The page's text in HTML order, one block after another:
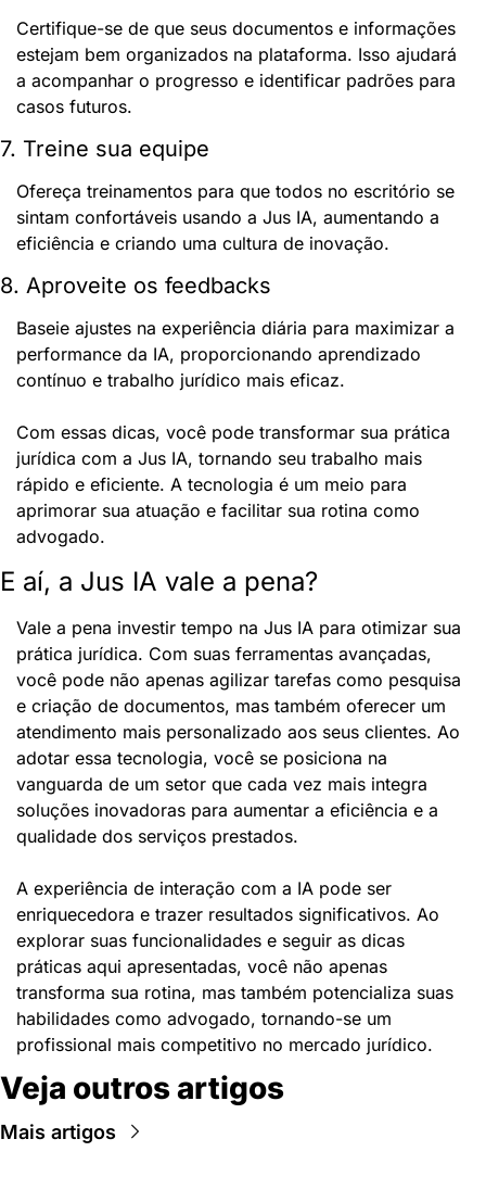
Certifique-se de que seus documentos e informações
estejam bem organizados na plataforma. Isso ajudará
a acompanhar o progresso e identificar padrões para
casos futuros.
7. Treine sua equipe
Ofereça treinamentos para que todos no escritório se
sintam confortáveis usando a Jus IA, aumentando a
eficiência e criando uma cultura de inovação.
8. Aproveite os feedbacks
Baseie ajustes na experiência diária para maximizar a
performance da IA, proporcionando aprendizado
contínuo e trabalho jurídico mais eficaz.
Com essas dicas, você pode transformar sua prática
jurídica com a Jus IA, tornando seu trabalho mais
rápido e eficiente. A tecnologia é um meio para
aprimorar sua atuação e facilitar sua rotina como
advogado.
E aí, a Jus IA vale a pena?
Vale a pena investir tempo na Jus IA para otimizar sua
prática jurídica. Com suas ferramentas avançadas,
você pode não apenas agilizar tarefas como pesquisa
e criação de documentos, mas também oferecer um
atendimento mais personalizado aos seus clientes. Ao
adotar essa tecnologia, você se posiciona na
vanguarda de um setor que cada vez mais integra
soluções inovadoras para aumentar a eficiência e a
qualidade dos serviços prestados.
A experiência de interação com a IA pode ser
enriquecedora e trazer resultados significativos. Ao
explorar suas funcionalidades e seguir as dicas
práticas aqui apresentadas, você não apenas
transforma sua rotina, mas também potencializa suas
habilidades como advogado, tornando-se um
profissional mais competitivo no mercado jurídico.
Veja outros artigos
Mais artigos